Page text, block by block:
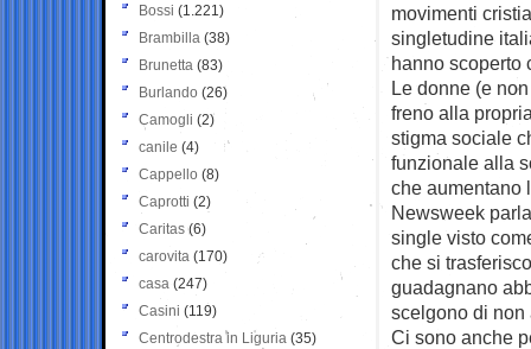
movimenti
singletudine
hanno scoperto
Le donne (e
freno alla
stigma sociale
funzionale alla
che aumentano
Newsweek
single visto
che si
guadagnano
scelgono di non
Ci sono anche
Bossi (1.221)
Brambilla (38)
Brunetta (83)
Burlando (26)
Camogli (2)
canile (4)
Cappello (8)
Caprotti (2)
Caritas (6)
carovita (170)
casa (247)
Casini (119)
Centrodestra in Liguria (35)